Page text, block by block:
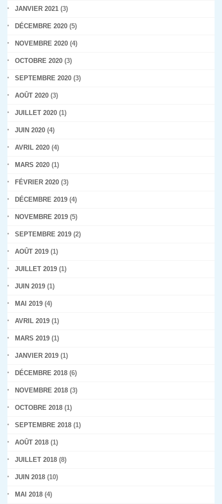
JANVIER 2021 (3)
DÉCEMBRE 2020 (5)
NOVEMBRE 2020 (4)
OCTOBRE 2020 (3)
SEPTEMBRE 2020 (3)
AOÛT 2020 (3)
JUILLET 2020 (1)
JUIN 2020 (4)
AVRIL 2020 (4)
MARS 2020 (1)
FÉVRIER 2020 (3)
DÉCEMBRE 2019 (4)
NOVEMBRE 2019 (5)
SEPTEMBRE 2019 (2)
AOÛT 2019 (1)
JUILLET 2019 (1)
JUIN 2019 (1)
MAI 2019 (4)
AVRIL 2019 (1)
MARS 2019 (1)
JANVIER 2019 (1)
DÉCEMBRE 2018 (6)
NOVEMBRE 2018 (3)
OCTOBRE 2018 (1)
SEPTEMBRE 2018 (1)
AOÛT 2018 (1)
JUILLET 2018 (8)
JUIN 2018 (10)
MAI 2018 (4)